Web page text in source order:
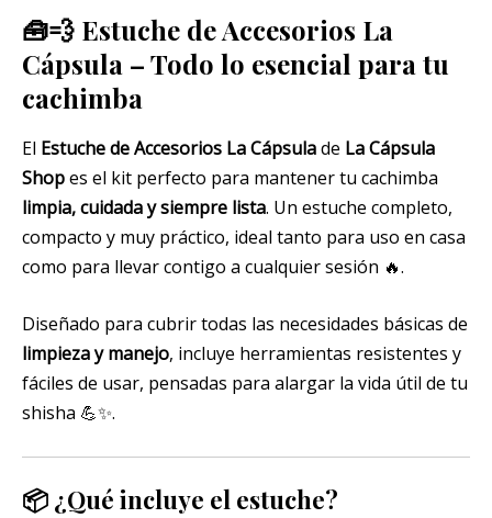
🧰💨 Estuche de Accesorios La
Cápsula – Todo lo esencial para tu
cachimba
El Estuche de Accesorios La Cápsulade La Cápsula
Shopes el kit perfecto para mantener tu cachimba
limpia, cuidada y siempre lista. Un estuche completo,
compacto y muy práctico, ideal tanto para uso en casa
como para llevar contigo a cualquier sesión 🔥.
Diseñado para cubrir todas las necesidades básicas de
limpieza y manejo, incluye herramientas resistentes y
fáciles de usar, pensadas para alargar la vida útil de tu
shisha 💪✨.
📦 ¿Qué incluye el estuche?